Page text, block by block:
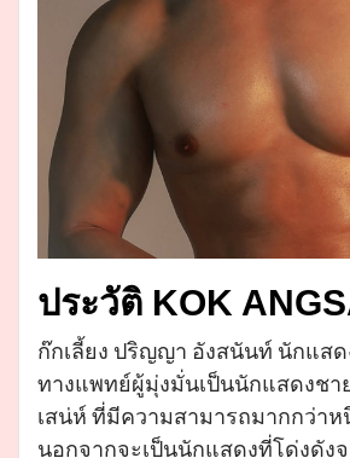
ประวัติ KOK
ก๊กเลี้ยง ปริญญา อังสนันท์ นักแสด
ทางแพทย์ผู้มุ่งมั่นเป็นนักแสดงชา
เสน่ห์ ที่มีความสามารถมากกว่าห
นอกจากจะเป็นนักแสดงที่โด่งดัง